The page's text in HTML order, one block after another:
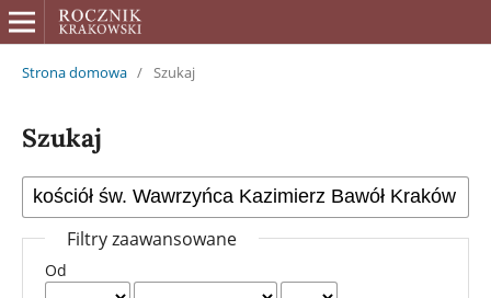
Strona domowa / Szukaj
Szukaj
Filtry zaawansowane
Od